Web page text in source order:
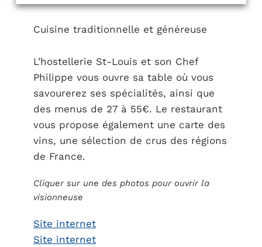
Cuisine traditionnelle et généreuse
L’hostellerie St-Louis et son Chef
Philippe vous ouvre sa table où vous
savourerez ses spécialités, ainsi que
des menus de 27 à 55€. Le restaurant
vous propose également une carte des
vins, une sélection de crus des régions
de France.
Cliquer sur une des photos pour ouvrir la
visionneuse
Site internet
Site internet